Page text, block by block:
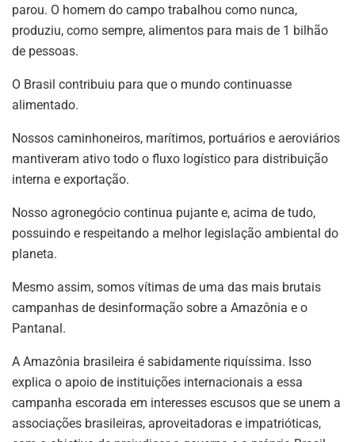
parou. O homem do campo trabalhou como nunca,
produziu, como sempre, alimentos para mais de 1 bilhão
de pessoas.
O Brasil contribuiu para que o mundo continuasse
alimentado.
Nossos caminhoneiros, marítimos, portuários e aeroviários
mantiveram ativo todo o fluxo logístico para distribuição
interna e exportação.
Nosso agronegócio continua pujante e, acima de tudo,
possuindo e respeitando a melhor legislação ambiental do
planeta.
Mesmo assim, somos vítimas de uma das mais brutais
campanhas de desinformação sobre a Amazônia e o
Pantanal.
A Amazônia brasileira é sabidamente riquíssima. Isso
explica o apoio de instituições internacionais a essa
campanha escorada em interesses escusos que se unem a
associações brasileiras, aproveitadoras e impatrióticas,